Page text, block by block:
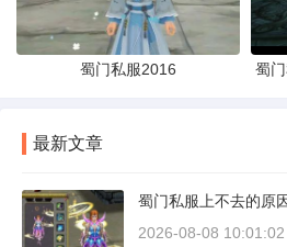
蜀门私服2016 蜀
最新文章
蜀门私服上不去的原
2026-08-08 10:01:02